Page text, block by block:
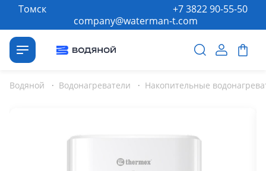
Томск
company@waterman-t.com
+7 3822 90-55-50
Водяной · Водонагреватели · Накопительные